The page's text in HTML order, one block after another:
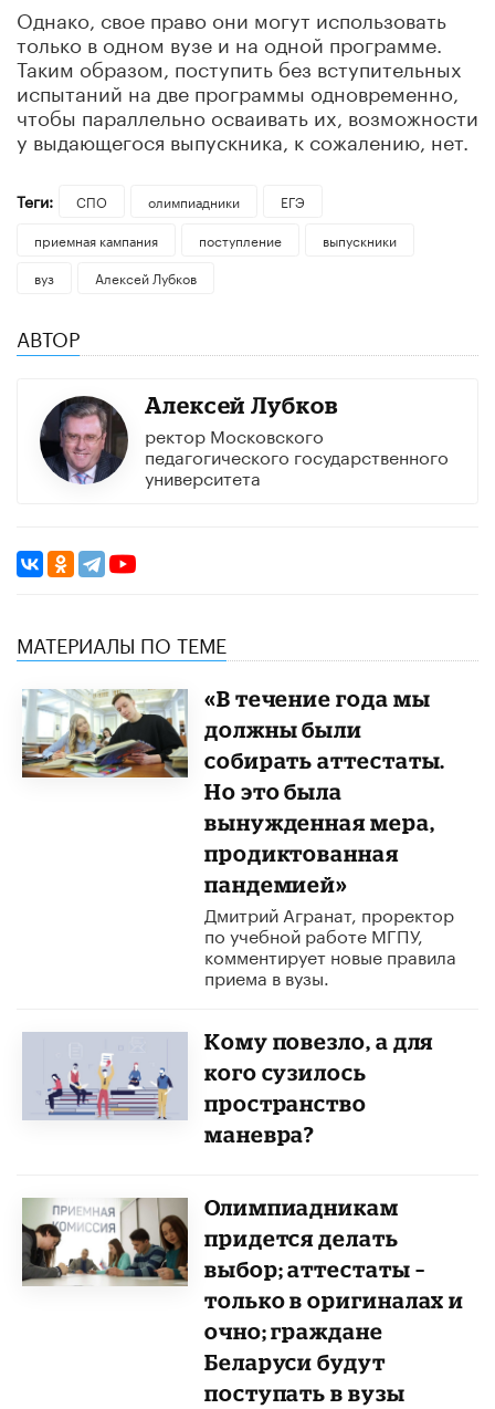
Однако, свое право они могут использовать
только в одном вузе и на одной программе.
Таким образом, поступить без вступительных
испытаний на две программы одновременно,
чтобы параллельно осваивать их, возможности
у выдающегося выпускника, к сожалению, нет.
Теги: СПО олимпиадники
ЕГЭ
приемная кампания
поступление
выпускники
вуз
Алексей Лубков
АВТОР
Алексей Лубков
ректор Московского
педагогического государственного
университета
МАТЕРИАЛЫ ПО ТЕМЕ
«В течение года мы
должны были
собирать аттестаты.
Но это была
вынужденная мера,
продиктованная
пандемией»
Дмитрий Агранат, проректор
по учебной работе МГПУ,
комментирует новые правила
приема в вузы.
Кому повезло, а для
кого сузилось
пространство
маневра?
Олимпиадникам
придется делать
выбор; аттестаты –
только в оригиналах и
очно; граждане
Беларуси будут
поступать в вузы